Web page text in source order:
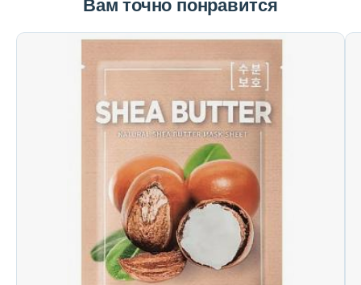
Вам точно понравится